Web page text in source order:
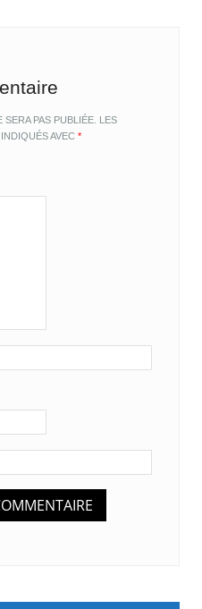
PAS PUBLIÉE. LES
AVEC*